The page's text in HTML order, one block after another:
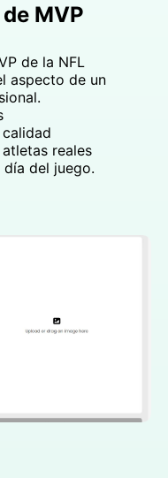
MVP
de la NFL
aspecto de un
reales
día del juego.